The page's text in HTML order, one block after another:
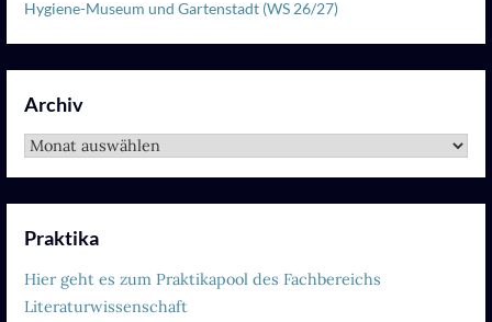
Hygiene-Museum und Gartenstadt (WS 26/27)
Archiv
Archiv
Praktika
Hier geht es zum Praktikapool des Fachbereichs
Literaturwissenschaft